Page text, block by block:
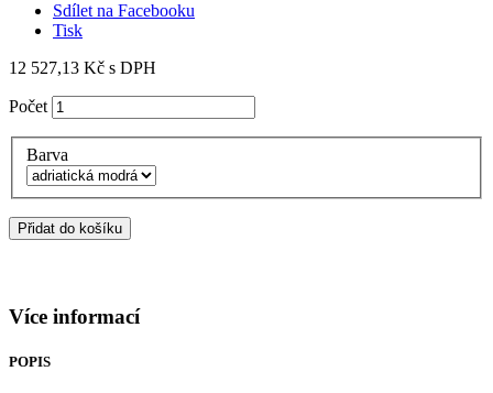
Sdílet na Facebooku
Tisk
12 527,13 Kč s DPH
Počet
Barva
Přidat do košíku
Více informací
POPIS